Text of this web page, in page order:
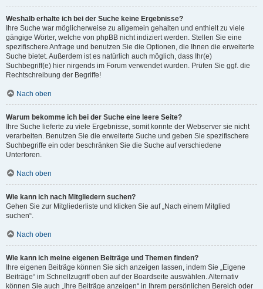
Weshalb erhalte ich bei der Suche keine Ergebnisse?
Ihre Suche war möglicherweise zu allgemein gehalten und enthielt zu viele
gängige Wörter, welche von phpBB nicht indiziert werden. Stellen Sie eine
spezifischere Anfrage und benutzen Sie die Optionen, die Ihnen die erweiterte
Suche bietet. Außerdem ist es natürlich auch möglich, dass Ihr(e)
Suchbegriff(e) hier nirgends im Forum verwendet wurden. Prüfen Sie ggf. die
Rechtschreibung der Begriffe!
Nach oben
Warum bekomme ich bei der Suche eine leere Seite?
Ihre Suche lieferte zu viele Ergebnisse, somit konnte der Webserver sie nicht
verarbeiten. Benutzen Sie die erweiterte Suche und geben Sie spezifischere
Suchbegriffe ein oder beschränken Sie die Suche auf verschiedene
Unterforen.
Nach oben
Wie kann ich nach Mitgliedern suchen?
Gehen Sie zur Mitgliederliste und klicken Sie auf „Nach einem Mitglied
suchen“.
Nach oben
Wie kann ich meine eigenen Beiträge und Themen finden?
Ihre eigenen Beiträge können Sie sich anzeigen lassen, indem Sie „Eigene
Beiträge“ im Schnellzugriff oben auf der Boardseite auswählen. Alternativ
können Sie auch „Ihre Beiträge anzeigen“ in Ihrem persönlichen Bereich oder